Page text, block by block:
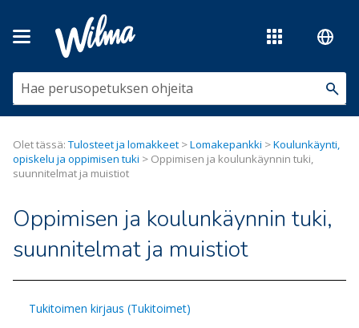
Olet tässä:Tulosteet ja lomakkeet >Lomakepankki >Koulunkäynti,
opiskelu ja oppimisen tuki > Oppimisen ja koulunkäynnin tuki,
suunnitelmat ja muistiot
Oppimisen ja koulunkäynnin tuki,
suunnitelmat ja muistiot
Tukitoimen kirjaus (Tukitoimet)